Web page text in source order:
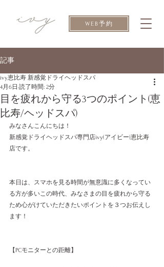
WEB予約
記事
目を疲れから守る3つのポイント(恵
比寿/ヘッドスパ)
ivy恵比寿 新感覚ドライヘッドスパ
4月6日 読了時間: 2分
みなさんこんにちは！
新感覚ドライヘッドスパ専門店ivy(アイビー)恵比寿
店です。
本日は、スマホを見る時間が無意識に多くなってい
る方が多いこの時代、みなさまの目を疲れから守る
ため心がけていただきたいポイントを３つお伝えし
ます！
【PCモニターとの距離】